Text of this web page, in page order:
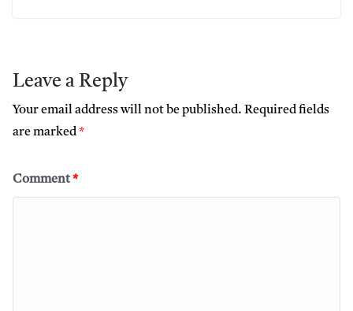
Leave a Reply
Your email address will not be published. Required fields
are marked*
Comment*